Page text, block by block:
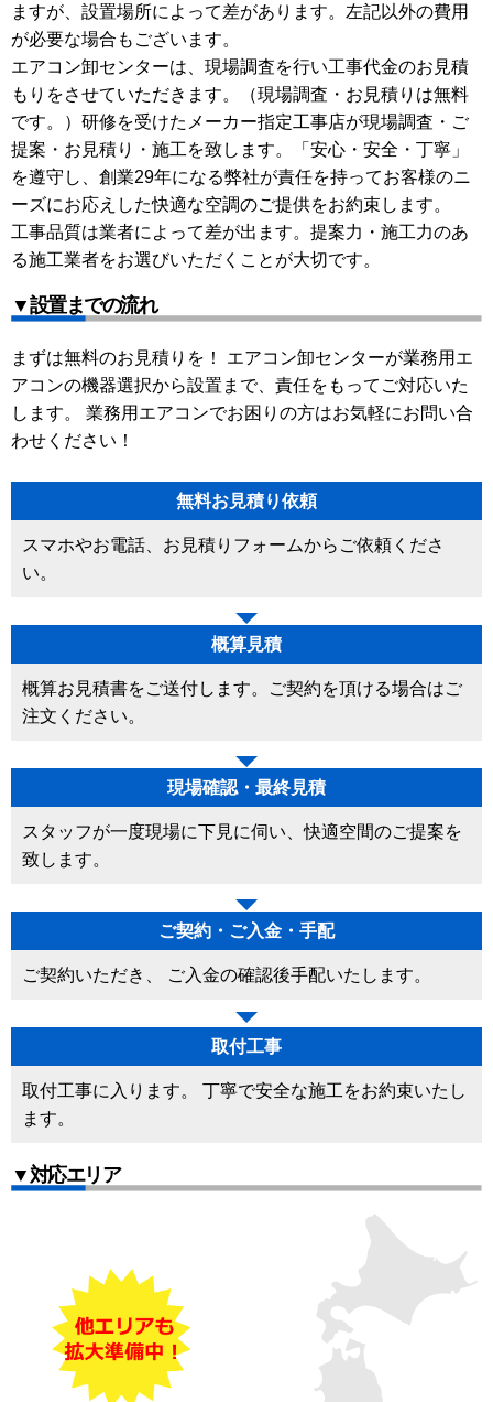
ますが、設置場所によって差があります。左記以外の費用
が必要な場合もございます。
エアコン卸センターは、現場調査を行い工事代金のお見積
もりをさせていただきます。（現場調査・お見積りは無料
です。）研修を受けたメーカー指定工事店が現場調査・ご
提案・お見積り・施工を致します。「安心・安全・丁寧」
を遵守し、創業29年になる弊社が責任を持ってお客様のニ
ーズにお応えした快適な空調のご提供をお約束します。
工事品質は業者によって差が出ます。提案力・施工力のあ
る施工業者をお選びいただくことが大切です。
▼設置までの流れ
まずは無料のお見積りを！ エアコン卸センターが業務用エ
アコンの機器選択から設置まで、責任をもってご対応いた
します。 業務用エアコンでお困りの方はお気軽にお問い合
わせください！
無料お見積り依頼
スマホやお電話、お見積りフォームからご依頼くださ
い。
概算見積
概算お見積書をご送付します。ご契約を頂ける場合はご
注文ください。
現場確認・最終見積
スタッフが一度現場に下見に伺い、快適空間のご提案を
致します。
ご契約・ご入金・手配
ご契約いただき、 ご入金の確認後手配いたします。
取付工事
取付工事に入ります。 丁寧で安全な施工をお約束いたし
ます。
▼対応エリア